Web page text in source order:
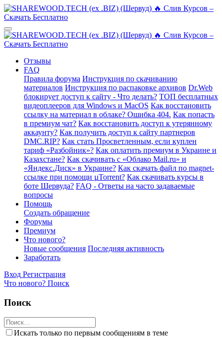
Отзывы
FAQ
Правила форума Инструкция по скачиванию
материалов Инструкция по распаковке архивов Dr.Web
блокирует доступ к сайту - Что делать? ТОП бесплатных
видеоплееров для Windows и MacOS Как восстановить
ссылку на материал в облаке? Ошибка 404. Как попасть
в премиум чат? Как восстановить доступ к утерянному
аккаунту? Как получить доступ к сайту партнеров
DMC.RIP? Как стать Просветленным, если куплен
тариф «Разбойник»? Как оплатить премиум в Украине и
Казахстане? Как скачивать с «Облако Mail.ru» и
«Яндекс.Диск» в Украине? Как скачать файл по magnet-
ссылке при помощи µTorrent? Как скачивать курсы в
боте Шервуда? FAQ - Ответы на часто задаваемые
вопросы
Помощь
Создать обращение
Форумы
Премиум
Что нового?
Новые сообщения Последняя активность
Заработать
Вход Регистрация
Что нового? Поиск
Поиск
Искать только по первым сообщениям в теме